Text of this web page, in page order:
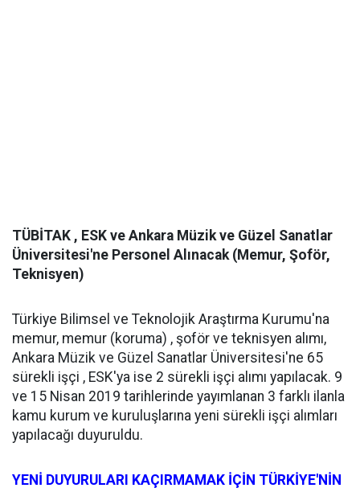
TÜBİTAK , ESK ve Ankara Müzik ve Güzel Sanatlar
Üniversitesi'ne Personel Alınacak (Memur, Şoför,
Teknisyen)
Türkiye Bilimsel ve Teknolojik Araştırma Kurumu'na
memur, memur (koruma) , şoför ve teknisyen alımı,
Ankara Müzik ve Güzel Sanatlar Üniversitesi'ne 65
sürekli işçi , ESK'ya ise 2 sürekli işçi alımı yapılacak. 9
ve 15 Nisan 2019 tarihlerinde yayımlanan 3 farklı ilanla
kamu kurum ve kuruluşlarına yeni sürekli işçi alımları
yapılacağı duyuruldu.
YENİ DUYURULARI KAÇIRMAMAK İÇİN TÜRKİYE'NİN